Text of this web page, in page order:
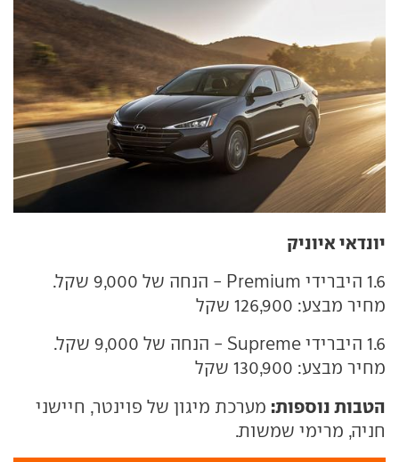
יונדאי איוניק
1.6 היברידי Premium - הנחה של 9,000 שקל.
מחיר מבצע: 126,900 שקל
1.6 היברידי Supreme - הנחה של 9,000 שקל.
מחיר מבצע: 130,900 שקל
הטבות נוספות: מערכת מיגון של פוינטר, חיישני
חניה, מרימי שמשות.